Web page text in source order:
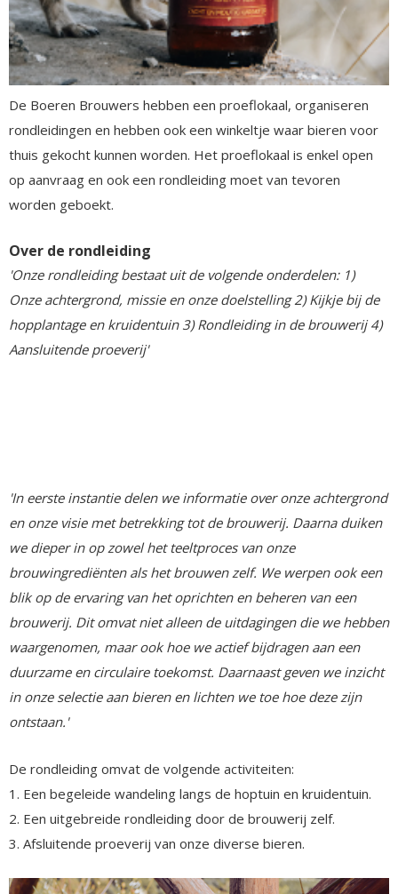
De Boeren Brouwers hebben een proeflokaal, organiseren
rondleidingen en hebben ook een winkeltje waar bieren voor
thuis gekocht kunnen worden. Het proeflokaal is enkel open
op aanvraag en ook een rondleiding moet van tevoren
worden geboekt.
Over de rondleiding
'Onze rondleiding bestaat uit de volgende onderdelen: 1)
Onze achtergrond, missie en onze doelstelling 2) Kijkje bij de
hopplantage en kruidentuin 3) Rondleiding in de brouwerij 4)
Aansluitende proeverij'
'In eerste instantie delen we informatie over onze achtergrond
en onze visie met betrekking tot de brouwerij. Daarna duiken
we dieper in op zowel het teeltproces van onze
brouwingrediënten als het brouwen zelf. We werpen ook een
blik op de ervaring van het oprichten en beheren van een
brouwerij. Dit omvat niet alleen de uitdagingen die we hebben
waargenomen, maar ook hoe we actief bijdragen aan een
duurzame en circulaire toekomst. Daarnaast geven we inzicht
in onze selectie aan bieren en lichten we toe hoe deze zijn
ontstaan.'
De rondleiding omvat de volgende activiteiten:
1. Een begeleide wandeling langs de hoptuin en kruidentuin.
2. Een uitgebreide rondleiding door de brouwerij zelf.
3. Afsluitende proeverij van onze diverse bieren.